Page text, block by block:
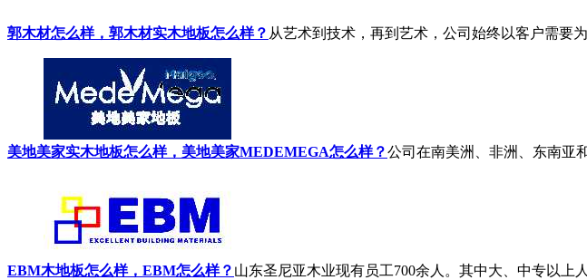
郭木材怎么样，郭木材实木地板怎么样？ 从艺术到技术，再到艺术，公司始终以客户需要
美地美家实木地板怎么样，美地美家MEDEMEGA怎么样？公司在南美洲、非洲、东南亚
EBM木地板怎么样，EBM怎么样？ 山东圣尼亚木业现有员工700余人。其中大、中专以上